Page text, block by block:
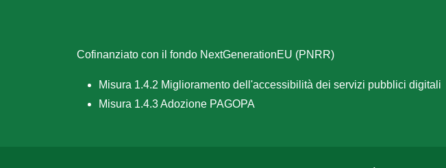
Cofinanziato con il fondo NextGenerationEU (PNRR)
Misura 1.4.2 Miglioramento dell'accessibilità dei servizi pubblici digitali
Misura 1.4.3 Adozione PAGOPA